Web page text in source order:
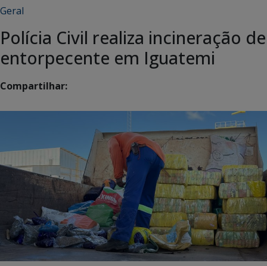
Geral
Polícia Civil realiza incineração de
entorpecente em Iguatemi
Compartilhar: